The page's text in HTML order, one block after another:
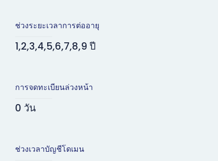
ช่วงระยะเวลาการต่ออายุ
1,2,3,4,5,6,7,8,9 ปี
การจดทะเบียนล่วงหน้า
0 วัน
ช่วงเวลาบัญชีโดเมน